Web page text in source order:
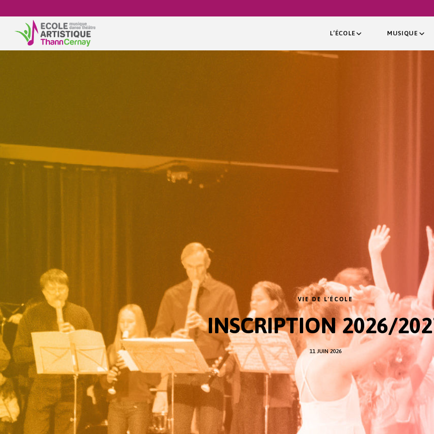
L’ÉCOLE MUSIQUE
VIE DE L'ÉCOLE
INSCRIPTION 2026/
11 JUIN 2026